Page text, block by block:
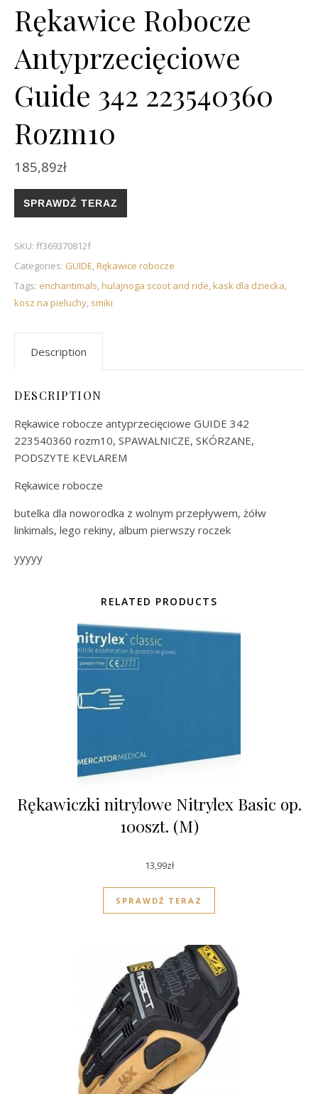
Rękawice Robocze
Antyprzecięciowe
Guide 342 223540360
Rozm10
185,89zł
SPRAWDŹ TERAZ
SKU: ff369370812f
Categories: GUIDE,Rękawice robocze
Tags: enchantimals,hulajnoga scoot and ride,kask dla dziecka,
kosz na pieluchy, smiki
Description
DESCRIPTION
Rękawice robocze antyprzecięciowe GUIDE 342
223540360 rozm10, SPAWALNICZE, SKÓRZANE,
PODSZYTE KEVLAREM
Rękawice robocze
butelka dla noworodka z wolnym przepływem, żółw
linkimals, lego rekiny, album pierwszy roczek
yyyyy
RELATED PRODUCTS
Rękawiczki nitrylowe Nitrylex Basic op.
100szt. (M)
13,99zł
SPRAWDŹ TERAZ